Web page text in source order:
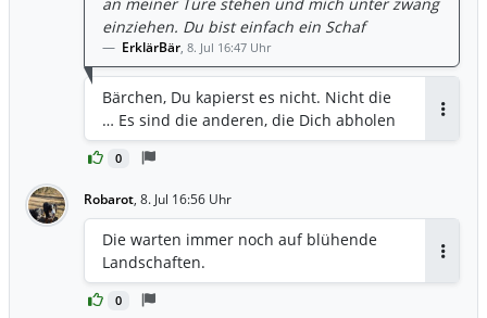
0
einziehen. Du bist einfach ein Schaf
ErklärBär, 8. Jul 16:47 Uhr
Bärchen, Du kapierst es nicht. Nicht die
… Es sind die anderen, die Dich abholen
Robarot, 8. Jul 16:56 Uhr
0
Die warten immer noch auf blühende
Landschaften.